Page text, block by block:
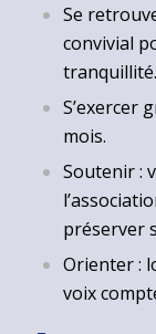
Se
convivial
tranquillité.
S’exercer
mois.
Soutenir :
préserver
Orienter :
voix